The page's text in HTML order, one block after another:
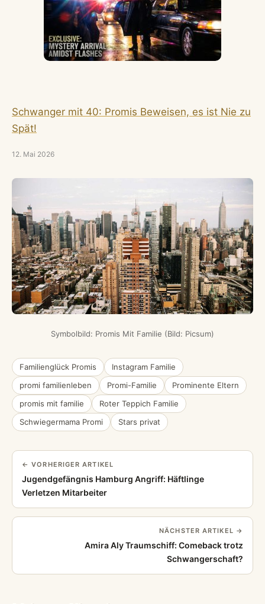
Schwanger mit 40: Promis Beweisen, es ist Nie zu
Spät!
12. Mai 2026
Symbolbild: Promis Mit Familie (Bild: Picsum)
Familienglück Promis
Instagram Familie
promi familienleben
Promi-Familie
Prominente Eltern
promis mit familie
Roter Teppich Familie
Schwiegermama Promi
Stars privat
← VORHERIGER ARTIKEL
Jugendgefängnis Hamburg Angriff: Häftlinge
Verletzen Mitarbeiter
NÄCHSTER ARTIKEL →
Amira Aly Traumschiff: Comeback trotz
Schwangerschaft?